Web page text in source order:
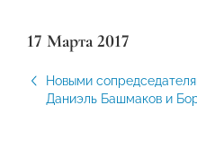
17 Марта 2017
Новыми
Даниэль Башмаков и